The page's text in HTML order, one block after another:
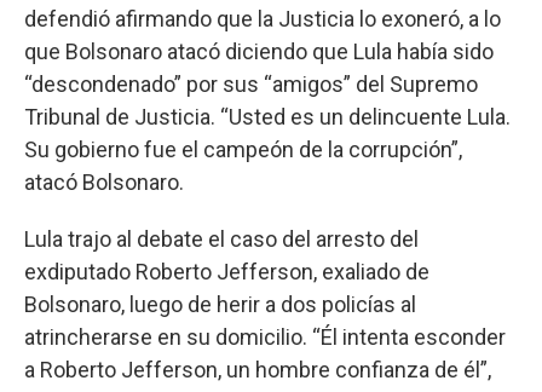
defendió afirmando que la Justicia lo exoneró, a lo
que Bolsonaro atacó diciendo que Lula había sido
“descondenado” por sus “amigos” del Supremo
Tribunal de Justicia. “Usted es un delincuente Lula.
Su gobierno fue el campeón de la corrupción”,
atacó Bolsonaro.
Lula trajo al debate el caso del arresto del
exdiputado Roberto Jefferson, exaliado de
Bolsonaro, luego de herir a dos policías al
atrincherarse en su domicilio. “Él intenta esconder
a Roberto Jefferson, un hombre confianza de él”,